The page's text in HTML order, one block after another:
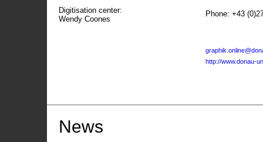
Digitisation center:
Wendy Coones
Phone: +43
http://www.donau-
News